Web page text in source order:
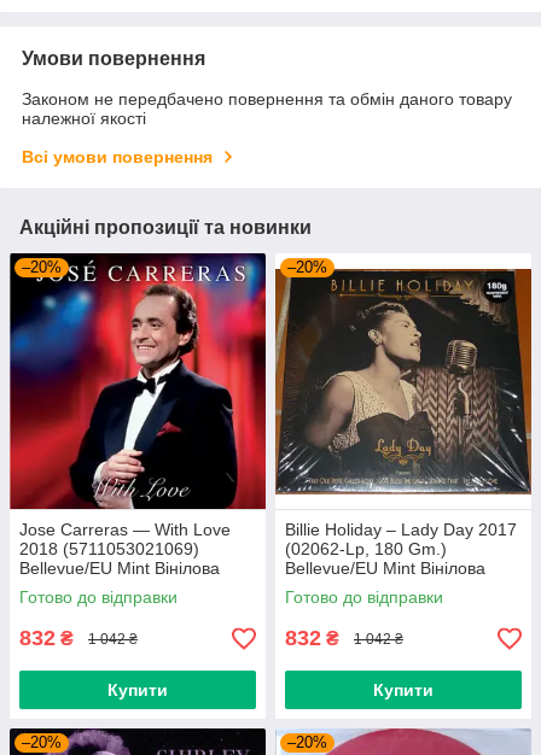
Умови повернення
Законом не передбачено повернення та обмін даного товару
належної якості
Всі умови повернення
Акційні пропозиції та новинки
–20%
Jose Carreras — With Love
2018 (5711053021069)
Bellevue/EU Mint Вінілова
платівка (art.239665)
Готово до відправки
832 ₴ 1 042 ₴
Купити
–20%
Billie Holiday – Lady Day 2017
(02062-Lp, 180 Gm.)
Bellevue/EU Mint Вінілова
платівка (art.238958)
Готово до відправки
832 ₴ 1 042 ₴
Купити
–20% –20%